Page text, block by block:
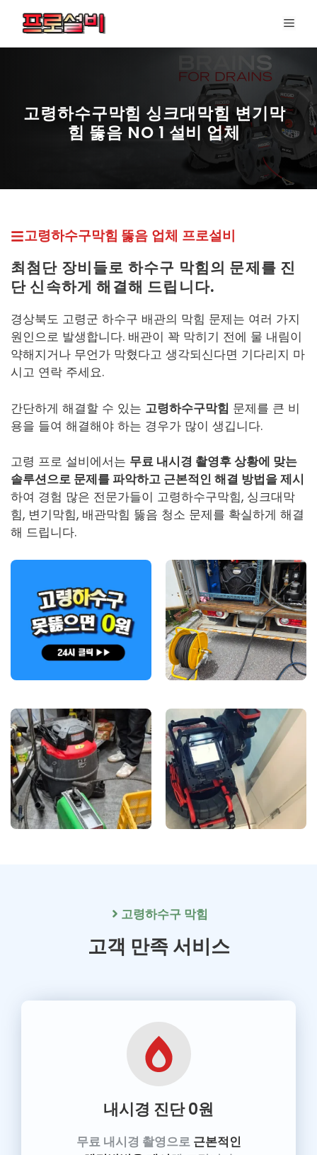
츠
메
고령하수구막힘 싱크대막힘 변기막
힘 뚫음 NO 1 설비 업체
프로설비 최신 페이지
고령하수구막힘 뚫음 업체 프로설비
최첨단 장비들로 하수구 막힘의 문제를 진
단 신속하게 해결해 드립니다.
경상북도 고령군 하수구 배관의 막힘 문제는 여러 가지
원인으로 발생합니다. 배관이 꽉 막히기 전에 물 내림이
약해지거나 무언가 막혔다고 생각되신다면 기다리지 마
시고 연락 주세요.
간단하게 해결할 수 있는 고령하수구막힘 문제를 큰 비
용을 들여 해결해야 하는 경우가 많이 생깁니다.
고령 프로 설비에서는 무료 내시경 촬영후 상황에 맞는
솔루션으로 문제를 파악하고 근본적인 해결 방법을 제시
하여 경험 많은 전문가들이 고령하수구막힘, 싱크대막
힘, 변기막힘, 배관막힘 뚫음 청소 문제를 확실하게 해결
해 드립니다.
고령하수구 막힘
고객 만족 서비스
내시경 진단0원
무료 내시경 촬영으로 근본적인